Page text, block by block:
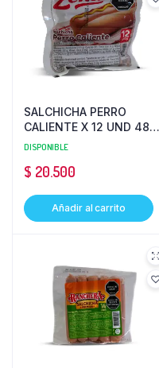
SALCHICHA PERRO
CALIENTE X 12 UND 480
GR ZENU
DISPONIBLE
$ 20.500
Añadir al carrito